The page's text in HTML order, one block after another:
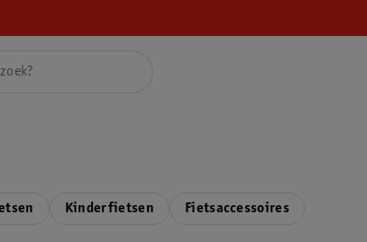
Kinderfietsen Fietsaccessoires